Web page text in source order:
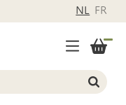
NL FR